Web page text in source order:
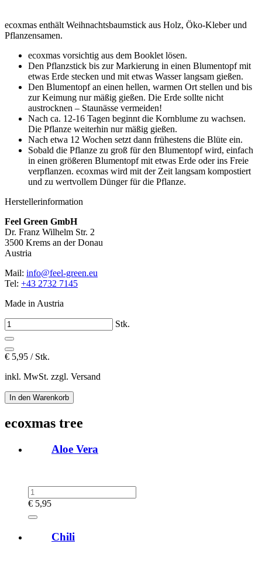
ecoxmas enthält Weihnachtsbaumstick aus Holz, Öko-Kleber und
Pflanzensamen.
ecoxmas vorsichtig aus dem Booklet lösen.
Den Pflanzstick bis zur Markierung in einen Blumentopf mit
etwas Erde stecken und mit etwas Wasser langsam gießen.
Den Blumentopf an einen hellen, warmen Ort stellen und bis
zur Keimung nur mäßig gießen. Die Erde sollte nicht
austrocknen – Staunässe vermeiden!
Nach ca. 12-16 Tagen beginnt die Kornblume zu wachsen.
Die Pflanze weiterhin nur mäßig gießen.
Nach etwa 12 Wochen setzt dann frühestens die Blüte ein.
Sobald die Pflanze zu groß für den Blumentopf wird, einfach
in einen größeren Blumentopf mit etwas Erde oder ins Freie
verpflanzen. ecoxmas wird mit der Zeit langsam kompostiert
und zu wertvollem Dünger für die Pflanze.
Herstellerinformation
Feel Green GmbH
Dr. Franz Wilhelm Str. 2
3500 Krems an der Donau
Austria
Mail: info@feel-green.eu
Tel: +43 2732 7145
Made in Austria
Stk.
€ 5,95 / Stk.
inkl. MwSt. zzgl. Versand
ecoxmas tree
Aloe Vera
€ 5,95
Chili